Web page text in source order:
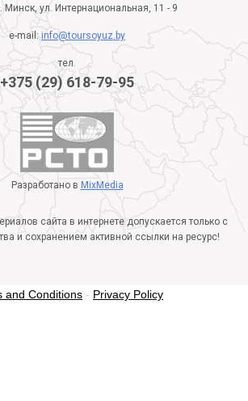
Минск, ул. Интернациональная, 11 - 9
e-mail:info@toursoyuz.by
тел.
+375 (29) 618-79-95
Разработано в MixMedia
сайта в интернете допускается только с
и сохранением активной ссылки на ресурс!
and Conditions - Privacy Policy